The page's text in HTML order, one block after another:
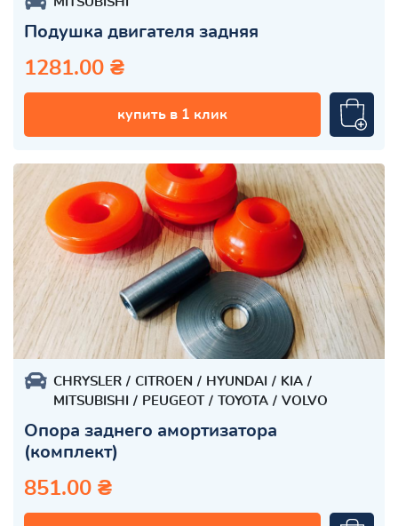
Подушка двигателя задняя
1281.00 ₴
купить в 1 клик
CHRYSLER CITROEN HYUNDAI
KIA
MITSUBISHI
PEUGEOT TOYOTA VOLVO
Опора заднего амортизатора
(комплект)
851.00 ₴